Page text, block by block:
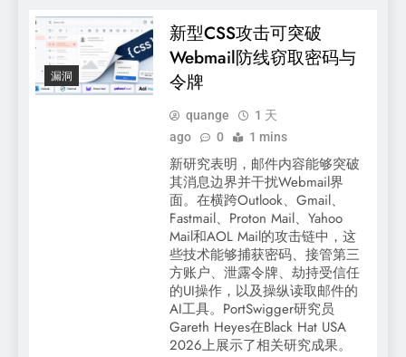
漏洞
新型CSS攻击可突破
Webmail防线窃取密码与
令牌
quange
1 天
ago
0 1 mins
新研究表明，邮件内容能够突破
其消息边界并干扰Webmail界
面。在横跨Outlook、Gmail、
Fastmail、Proton Mail、Yahoo
Mail和AOL Mail的攻击链中，这
些技术能够捕获密码、接管第三
方账户、泄露令牌、劫持受信任
的UI操作，以及操纵读取邮件的
AI工具。PortSwigger研究员
Gareth Heyes在Black Hat USA
2026上展示了相关研究成果。